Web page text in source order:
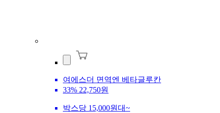
여에스더 면역엔 베타글루칸
33% 22,750원
박스당 15,000원대~